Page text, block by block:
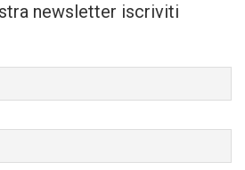
newsletter iscriviti